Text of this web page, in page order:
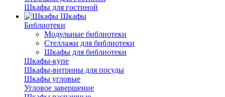
Шкафы для гостиной
Шкафы
Библиотеки
Модульные библиотеки
Стеллажи для библиотеки
Шкафы для библиотеки
Шкафы-купе
Шкафы-витрины для посуды
Шкафы угловые
Угловое завершение